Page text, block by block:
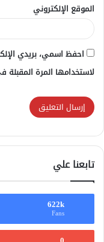
الموقع الإلكتروني
احفظ اسمي، بريدي
لاستخدامها المرة
تابعنا علي
622k
Fans